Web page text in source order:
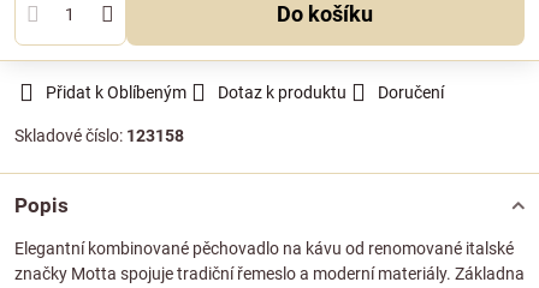
Do košíku
Přidat k Oblíbeným Dotaz k produktu Doručení
Skladové číslo: 123158
Popis
Elegantní kombinované pěchovadlo na kávu od renomované italské
značky Motta spojuje tradiční řemeslo a moderní materiály. Základna